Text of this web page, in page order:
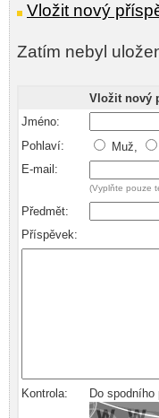
Vložit nový
Zatím nebyl
Vložit nový
Jméno:
Pohlaví:
Muž,
E-mail:
(Vyplňte pouze
Předmět:
Příspěvek:
Kontrola: Do